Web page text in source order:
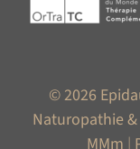
© 2026
Naturopathie
MMm |